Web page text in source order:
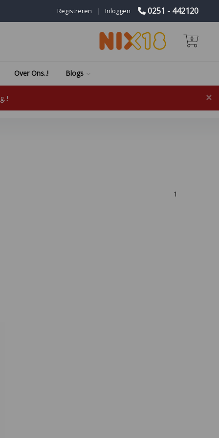
0251 - 442120
Inloggen
|
Registreren
0
Over Ons..! Blogs
×
1